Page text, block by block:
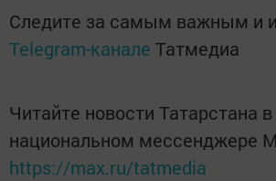
Следите за самым важным и
Telegram-канале Татмедиа
Читайте новости Татарстана в
национальном мессенджере
https://max.ru/tatmedia